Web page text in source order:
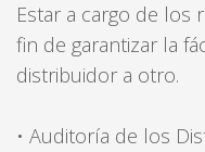
Estar a cargo de
fin de garantizar la
distribuidor a otro.
• Auditoría de los